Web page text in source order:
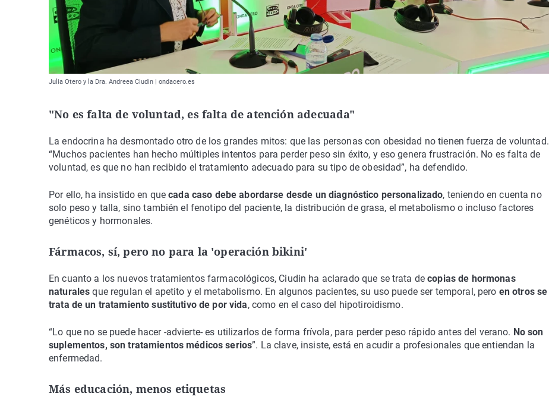
Julia Otero y la Dra. Andreea Ciudin | ondacero.es
"No es falta de voluntad, es falta de atención adecuada"
La endocrina ha desmontado otro de los grandes mitos: que las personas con obesidad no tienen fuerza de voluntad.
“Muchos pacientes han hecho múltiples intentos para perder peso sin éxito, y eso genera frustración. No es falta de
voluntad, es que no han recibido el tratamiento adecuado para su tipo de obesidad”, ha defendido.
Por ello, ha insistido en quecada caso debe abordarse desde un diagnóstico personalizado, teniendo en cuenta no
solo peso y talla, sino también el fenotipo del paciente, la distribución de grasa, el metabolismo o incluso factores
genéticos y hormonales.
Fármacos, sí, pero no para la 'operación bikini'
En cuanto a los nuevos tratamientos farmacológicos, Ciudin ha aclarado que se trata decopias de hormonas
naturales que regulan el apetito y el metabolismo. En algunos pacientes, su uso puede ser temporal, pero en otros se
trata de un tratamiento sustitutivo de por vida, como en el caso del hipotiroidismo.
“Lo que no se puede hacer -advierte- es utilizarlos de forma frívola, para perder peso rápido antes del verano. No son
suplementos, son tratamientos médicos serios”. La clave, insiste, está en acudir a profesionales que entiendan la
enfermedad.
Más educación, menos etiquetas